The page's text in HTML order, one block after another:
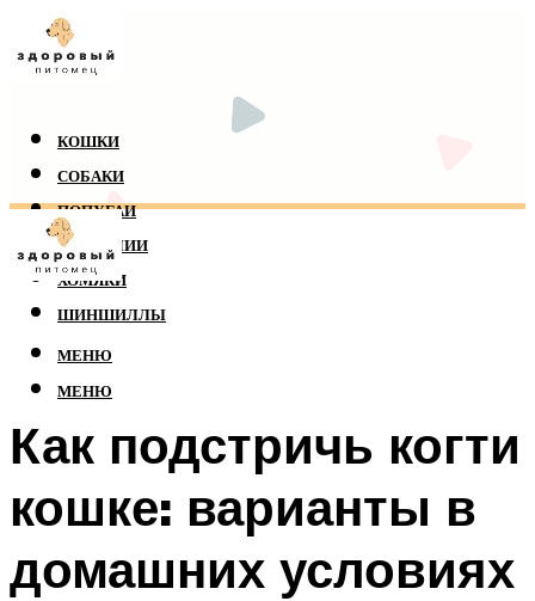
КОШКИ
СОБАКИ
ПОПУГАИ
РЕПТИЛИИ
ХОМЯКИ
ШИНШИЛЛЫ
МЕНЮ
МЕНЮ
Как подстричь когти
кошке: варианты в
домашних условиях